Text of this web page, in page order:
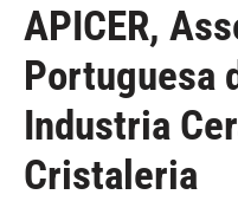
APICER,
Portuguesa
Industria
Cristaleria